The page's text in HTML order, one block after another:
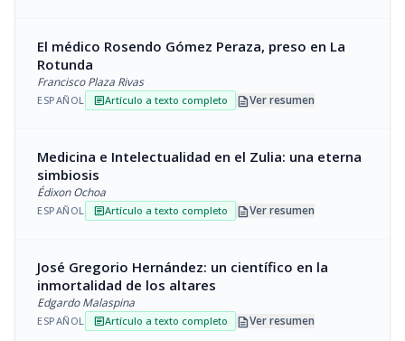
El médico Rosendo Gómez Peraza, preso en La
Rotunda
Francisco Plaza Rivas
ESPAÑOL articleArtículo a texto completo descriptionVer resumen
Medicina e Intelectualidad en el Zulia: una eterna
simbiosis
Édixon Ochoa
ESPAÑOL articleArtículo a texto completo descriptionVer resumen
José Gregorio Hernández: un científico en la
inmortalidad de los altares
Edgardo Malaspina
ESPAÑOL articleArtículo a texto completo descriptionVer resumen